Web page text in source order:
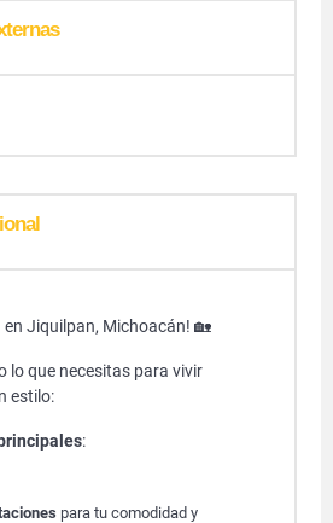
en Jiquilpan, Michoacán! 🏡
lo que necesitas para vivir
estilo:
:
para tu comodidad y